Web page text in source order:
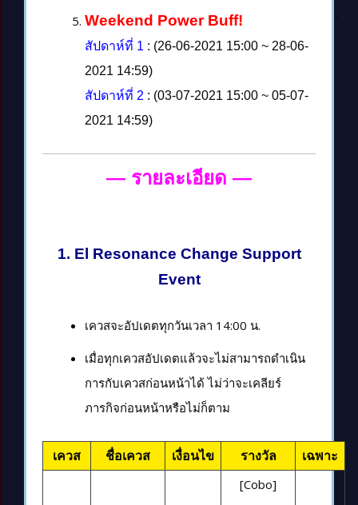
Weekend Power Buff!
สัปดาห์ที่ 1 : (26-06-2021 15:00 ~ 28-06-
2021 14:59)
สัปดาห์ที่ 2 : (03-07-2021 15:00 ~ 05-07-
2021 14:59)
— รายละเอียด —
1. El Resonance Change Support
Event
เควสจะอัปเดตทุกวันเวลา 14:00 น.
เมื่อทุกเควสอัปเดตแล้วจะไม่สามารถดำเนิน
การกับเควสก่อนหน้าได้ ไม่ว่าจะเคลียร์
ภารกิจก่อนหน้าหรือไม่ก็ตาม
เควส ชื่อเควส เงื่อนไข รางวัล เฉพาะ
[Cobo]